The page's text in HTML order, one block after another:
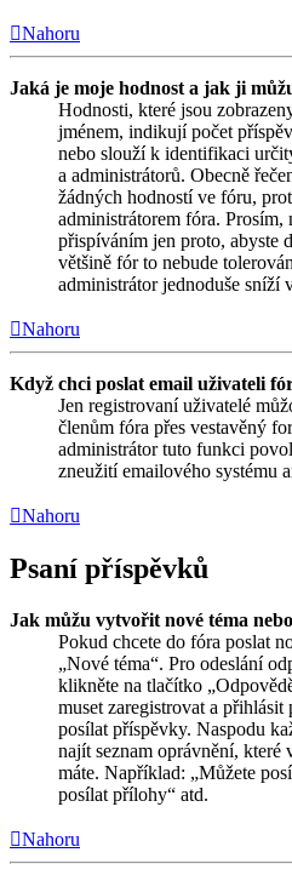
Nahoru
Jaká je moje hodnost a jak ji
Hodnosti, které jsou
jménem, indikují počet
nebo slouží k identifikaci
a administrátorů. Obecně
žádných hodností ve fóru,
administrátorem fóra.
přispíváním jen proto, abyste
většině fór to nebude
administrátor jednoduše sníží
Nahoru
Když chci poslat email uživateli
Jen registrovaní uživatelé
členům fóra přes vestavěný
administrátor tuto funkci
zneužití emailového systému
Nahoru
Psaní příspěvků
Jak můžu vytvořit nové téma
Pokud chcete do fóra poslat
„Nové téma“. Pro odeslání
klikněte na tlačítko
muset zaregistrovat a přihlásit
posílat příspěvky. Naspodu
najít seznam oprávnění, které
máte. Například: „Můžete
posílat přílohy“ atd.
Nahoru